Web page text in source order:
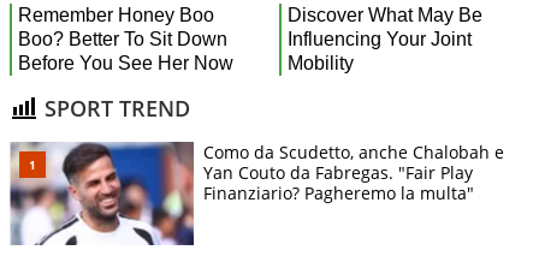
SPORT TREND
Como da Scudetto, anche Chalobah e
Yan Couto da Fabregas. "Fair Play
Finanziario? Pagheremo la multa"